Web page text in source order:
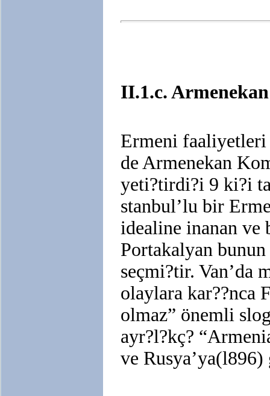
II.1.c.
Ermeni
de Armenekan
yeti?tirdi?i 9 ki?i
stanbul’lu bir
idealine inanan ve
Portakalyan
seçmi?tir. Van’da
olaylara kar??nca
olmaz” önemli
ayr?l?kç?
ve